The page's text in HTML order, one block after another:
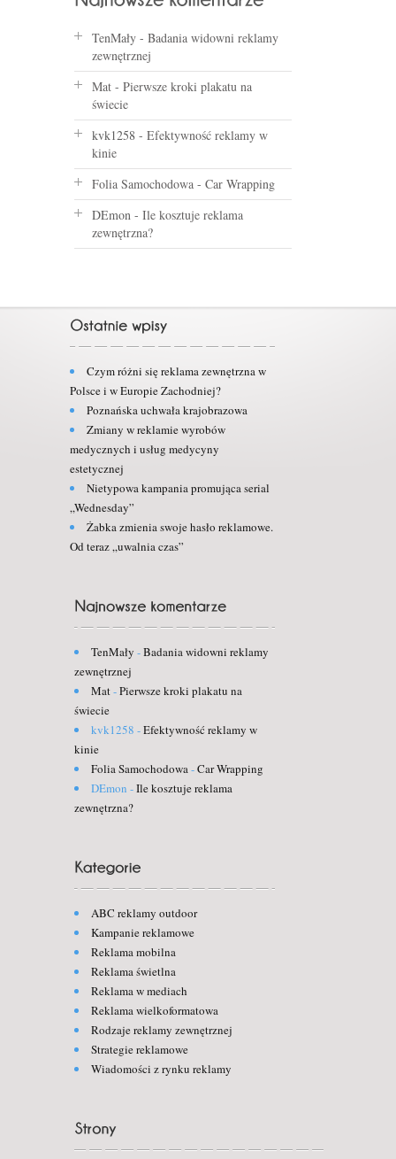
TenMały - Badania widowni reklamy
zewnętrznej
Mat - Pierwsze kroki plakatu na
świecie
kvk1258 - Efektywność reklamy w
kinie
Folia Samochodowa - Car Wrapping
DEmon - Ile kosztuje reklama
zewnętrzna?
Czym różni się reklama zewnętrzna w
Polsce i w Europie Zachodniej?
Poznańska uchwała krajobrazowa
Zmiany w reklamie wyrobów
medycznych i usług medycyny
estetycznej
Nietypowa kampania promująca serial
„Wednesday”
Żabka zmienia swoje hasło reklamowe.
Od teraz „uwalnia czas”
TenMały -Badania widowni reklamy
zewnętrznej
Mat-Pierwsze kroki plakatu na
świecie
kvk1258 -Efektywność reklamy w
kinie
Folia Samochodowa-Car Wrapping
DEmon -Ile kosztuje reklama
zewnętrzna?
ABC reklamy outdoor
Kampanie reklamowe
Reklama mobilna
Reklama świetlna
Reklama w mediach
Reklama wielkoformatowa
Rodzaje reklamy zewnętrznej
Strategie reklamowe
Wiadomości z rynku reklamy